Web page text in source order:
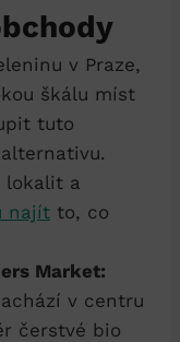
v Praze,
škálu míst
tuto
lokalit a
najít to,‍ co
Market:
v centru⁢
čerstvé⁣ bio